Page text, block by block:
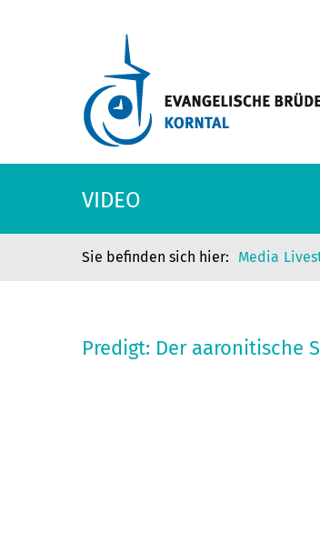
VIDEO
Media
Predigt: Der aaronitische